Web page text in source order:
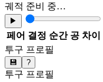
궤적 준비 중…
▶
페어 결정 순간 공 차이
투구 프로필
💾 ?
투구 프로필